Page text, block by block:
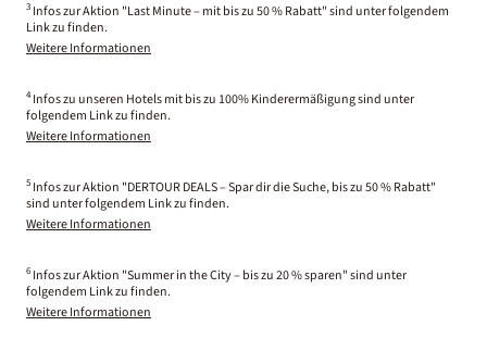
3 Infos zur Aktion "Last Minute – mit bis zu 50 % Rabatt" sind unter folgendem
Link zu finden.
Weitere Informationen
4 Infos zu unseren Hotels mit bis zu 100% Kinderermäßigung sind unter
folgendem Link zu finden.
Weitere Informationen
5 Infos zur Aktion "DERTOUR DEALS – Spar dir die Suche, bis zu 50 % Rabatt"
sind unter folgendem Link zu finden.
Weitere Informationen
6 Infos zur Aktion "Summer in the City – bis zu 20 % sparen" sind unter
folgendem Link zu finden.
Weitere Informationen